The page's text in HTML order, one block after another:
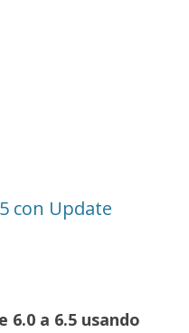
con Update
6.0 a 6.5 usando